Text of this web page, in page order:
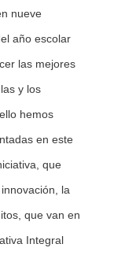
nueve
año escolar
las mejores
y los
hemos
en este
que
la
que van en
Integral